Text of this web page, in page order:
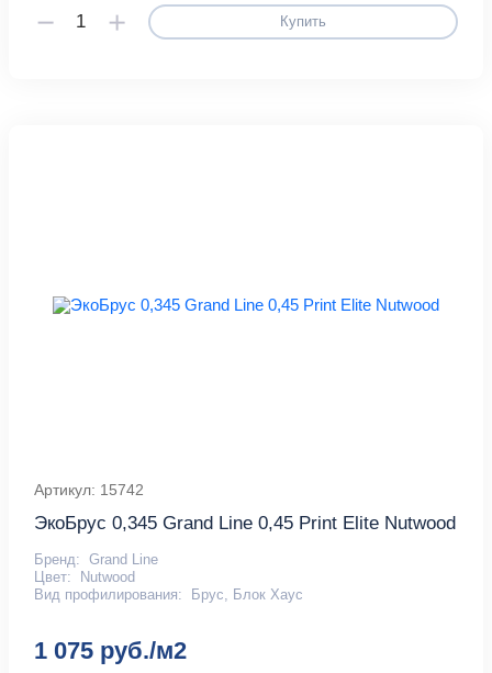
Купить
Артикул: 15742
ЭкоБрус 0,345 Grand Line 0,45 Print Elite Nutwood
Бренд: Grand Line
Цвет:
Nutwood
Вид профилирования:
Брус, Блок Хаус
1 075 руб./м2